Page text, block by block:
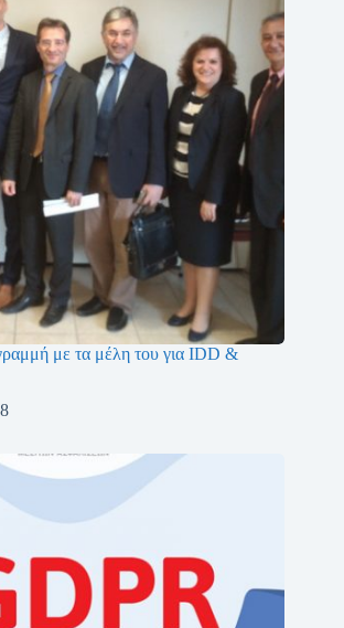
με τα μέλη του για IDD &